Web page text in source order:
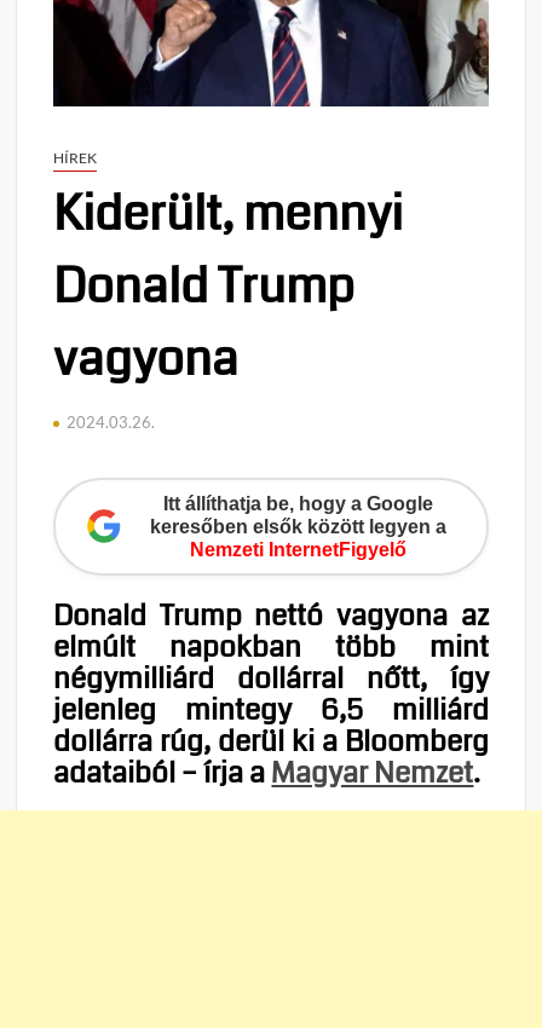
HÍREK
Kiderült, mennyi
Donald Trump
vagyona
2024.03.26.
Itt állíthatja be, hogy a Google
keresőben elsők között legyen a
Nemzeti InternetFigyelő
Donald Trump nettó vagyona az
elmúlt napokban több mint
négymilliárd dollárral nőtt, így
jelenleg mintegy 6,5 milliárd
dollárra rúg, derül ki a Bloomberg
adataiból – írja aMagyar Nemzet.